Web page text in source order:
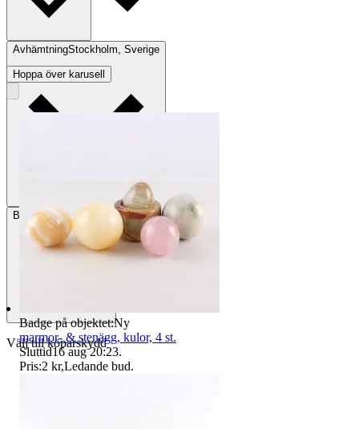
AvhämtningStockholm, Sverige
BetalningVia Tradera
Välj till köparskydd
Hoppa över karusell
Badge på objektet:Ny
marmor- & stenägg, kulor, 4 st.
Sluttid16 aug 20:23.
Pris:2 kr,Ledande bud.